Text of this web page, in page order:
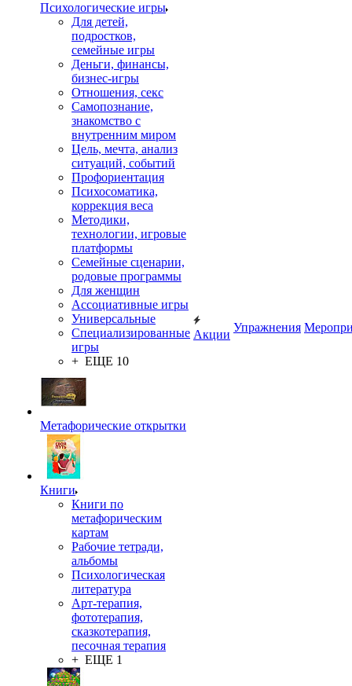
Психологические игры
Для детей,
подростков,
семейные игры
Деньги, финансы,
бизнес-игры
Отношения, секс
Самопознание,
знакомство с
внутренним миром
Цель, мечта, анализ
ситуаций, событий
Профориентация
Психосоматика,
коррекция веса
Методики,
технологии, игровые
платформы
Семейные сценарии,
родовые программы
Для женщин
Ассоциативные игры
Универсальные
Специализированные
игры
+ ЕЩЕ 10
Метафорические открытки
Книги
Книги по
метафорическим
картам
Рабочие тетради,
альбомы
Психологическая
литература
Арт-терапия,
фототерапия,
сказкотерапия,
песочная терапия
+ ЕЩЕ 1
Акции
Упражнения